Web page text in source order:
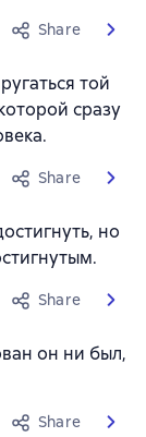
Share
той
сразу
Share
но
Share
он ни был,
Share